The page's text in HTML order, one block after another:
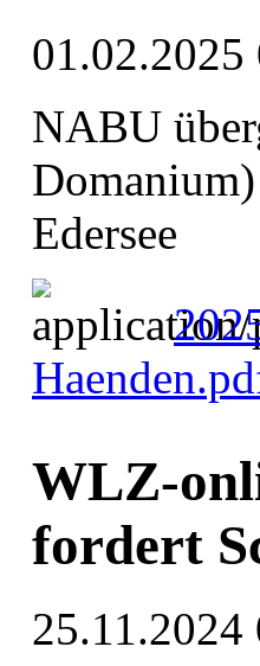
01.02.2025
NABU
Edersee
WLZ-
fordert
25.11.2024